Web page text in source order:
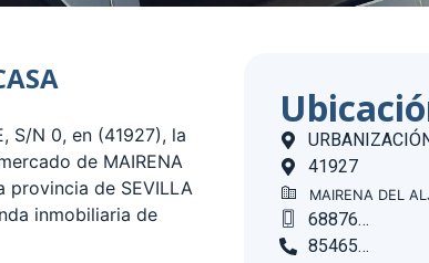
S/N 0, en (41927), la
de MAIRENA
provincia de SEVILLA
inmobiliaria de
41927
MAIRENA DEL
688763554
854650199